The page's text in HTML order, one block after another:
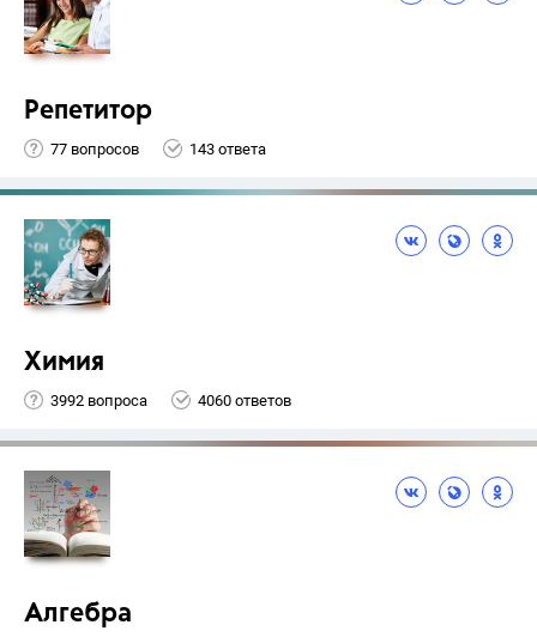
Репетитор
77 вопросов 143 ответа
Химия
3992 вопроса 4060 ответов
Алгебра